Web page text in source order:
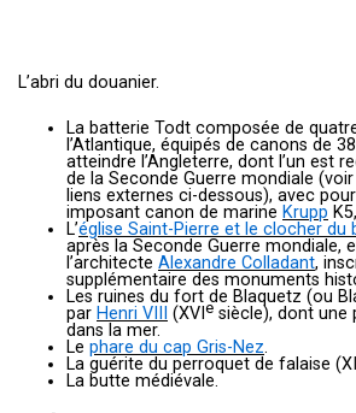
L’abri du douanier.
La batterie Todt composée de
l’Atlantique, équipés de canons de
atteindre l’Angleterre, dont l’un est
de la Seconde Guerre mondiale
liens externes ci-dessous), avec
imposant canon de marine Krupp
L’église Saint-Pierre et le clocher du
après la Seconde Guerre mondiale,
l’architecte Alexandre Colladant,
supplémentaire des monuments
Les ruines du fort de Blaquetz (ou
par Henri VIII (XVI e siècle), dont une
dans la mer.
Le phare du cap Gris-Nez.
La guérite du perroquet de falaise (
La butte médiévale.